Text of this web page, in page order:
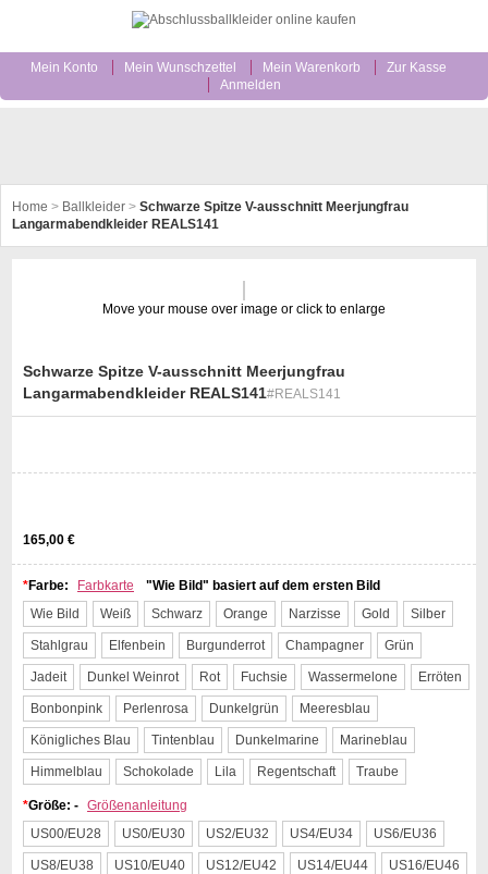
Mein Konto Mein Wunschzettel Mein Warenkorb
Zur Kasse
Anmelden
Home > Ballkleider > Schwarze Spitze V-ausschnitt Meerjungfrau
Langarmabendkleider REALS141
Schwarze Spitze V-ausschnitt Meerjungfrau
Langarmabendkleider REALS141#REALS141
165,00 €
*Farbe: Farbkarte
"Wie Bild" basiert auf dem ersten Bild
Wie Bild
Weiß Schwarz Orange Narzisse Gold Silber
Stahlgrau Elfenbein Burgunderrot Champagner Grün
Jadeit Dunkel Weinrot Rot Fuchsie Wassermelone Erröten
Bonbonpink Perlenrosa Dunkelgrün Meeresblau
Königliches Blau Tintenblau Dunkelmarine Marineblau
Himmelblau Schokolade Lila Regentschaft Traube
*Größe: - Größenanleitung
US00/EU28
US0/EU30 US2/EU32 US4/EU34 US6/EU36
US8/EU38 US10/EU40 US12/EU42 US14/EU44 US16/EU46
Move your mouse over image or click to enlarge